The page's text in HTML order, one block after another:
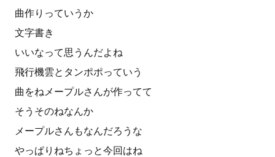
曲作りっていうか
文字書き
いいなって思うんだよね
飛行機雲とタンポポっていう
曲をねメープルさんが作ってて
そうそのねなんか
メープルさんもなんだろうな
やっぱりねちょっと今回はね